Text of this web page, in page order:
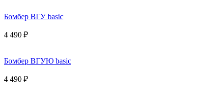
Бомбер ВГУ basic
4 490 ₽
Бомбер ВГУЮ basic
4 490 ₽